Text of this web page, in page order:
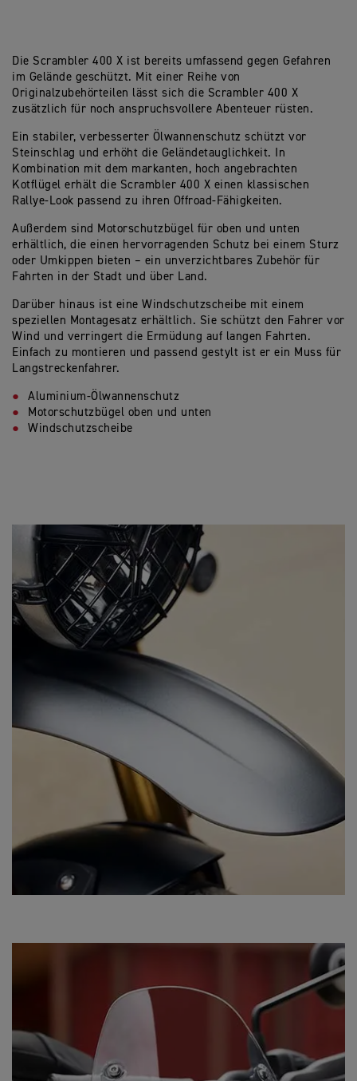
Die Scrambler 400 X ist bereits umfassend gegen Gefahren
im Gelände geschützt. Mit einer Reihe von
Originalzubehörteilen lässt sich die Scrambler 400 X
zusätzlich für noch anspruchsvollere Abenteuer rüsten.
Ein stabiler, verbesserter Ölwannenschutz schützt vor
Steinschlag und erhöht die Geländetauglichkeit. In
Kombination mit dem markanten, hoch angebrachten
Kotflügel erhält die Scrambler 400 X einen klassischen
Rallye-Look passend zu ihren Offroad-Fähigkeiten.
Außerdem sind Motorschutzbügel für oben und unten
erhältlich, die einen hervorragenden Schutz bei einem Sturz
oder Umkippen bieten – ein unverzichtbares Zubehör für
Fahrten in der Stadt und über Land.
Darüber hinaus ist eine Windschutzscheibe mit einem
speziellen Montagesatz erhältlich. Sie schützt den Fahrer vor
Wind und verringert die Ermüdung auf langen Fahrten.
Einfach zu montieren und passend gestylt ist er ein Muss für
Langstreckenfahrer.
Aluminium-Ölwannenschutz
Motorschutzbügel oben und unten
Windschutzscheibe